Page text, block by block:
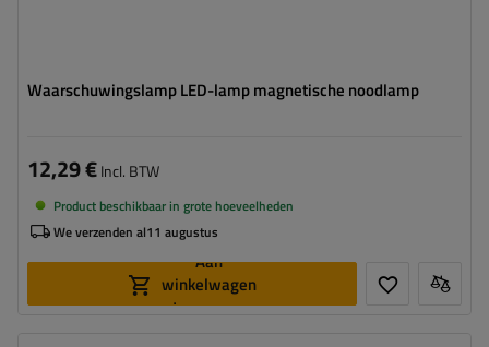
Waarschuwingslamp LED-lamp magnetische noodlamp
12,29 €Incl. BTW
Product beschikbaar in grote hoeveelheden
We verzenden al11 augustus
Aan
winkelwagen
toevoegen